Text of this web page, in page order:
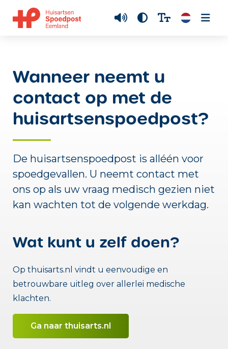
Wanneer neemt u
contact op met de
huisartsenspoedpost?
De huisartsenspoedpost is alléén voor
spoedgevallen. U neemt contact met
ons op als uw vraag medisch gezien niet
kan wachten tot de volgende werkdag.
Wat kunt u zelf doen?
Op thuisarts.nl vindt u eenvoudige en
betrouwbare uitleg over allerlei medische
klachten.
Ga naar thuisarts.nl